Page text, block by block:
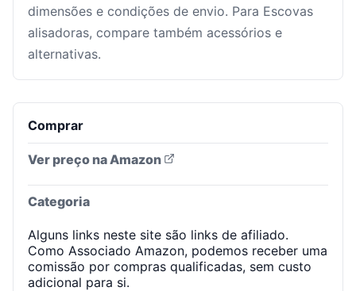
dimensões e condições de envio. Para Escovas
alisadoras, compare também acessórios e
alternativas.
Comprar
Ver preço na Amazon
Categoria
Alguns links neste site são links de afiliado.
Como Associado Amazon, podemos receber uma
comissão por compras qualificadas, sem custo
adicional para si.